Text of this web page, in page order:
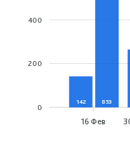
400
200
0
142 853
16 Фев